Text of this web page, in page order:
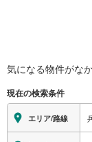
気になる物件がな
現在の検索条件
エリア/路線